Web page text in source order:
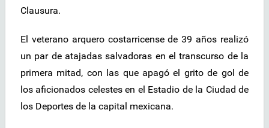
Clausura.
El veterano arquero costarricense de 39 años realizó
un par de atajadas salvadoras en el transcurso de la
primera mitad, con las que apagó el grito de gol de
los aficionados celestes en el Estadio de la Ciudad de
los Deportes de la capital mexicana.